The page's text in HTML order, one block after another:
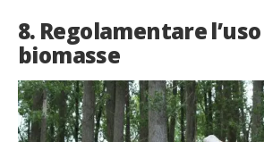
8. Regolamentare
biomasse